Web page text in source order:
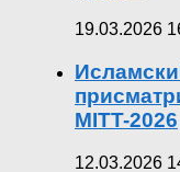
19.03.2026
MITT-2026
12.03.2026